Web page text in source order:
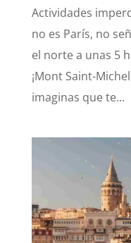
Actividades
no es París, no
el norte a unas 5
¡Mont Saint-
imaginas que te...